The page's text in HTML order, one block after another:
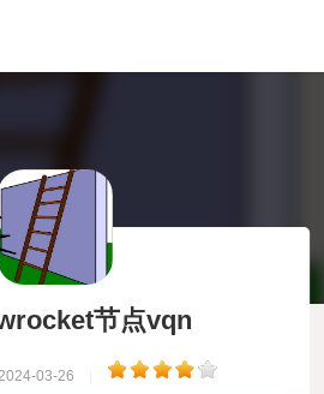
节点vqn
03-26